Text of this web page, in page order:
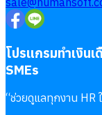
โปรแกรมทำเงินเ
SMEs
“ช่วยดูแลทุกงาน HR